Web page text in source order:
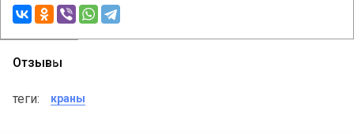
Отзывы
теги: краны